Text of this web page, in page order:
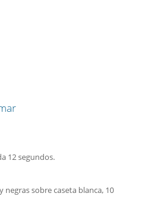
12 segundos.
negras sobre caseta blanca, 10